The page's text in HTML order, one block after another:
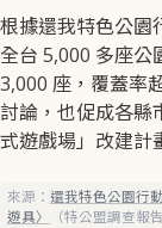
根據還我特色公園
全台 5,000 多座公
3,000 座，覆蓋率
討論，也促成各縣
式遊戲場」改建計
來源： 還我特色公園行
遊具〉
（特公盟調查報告